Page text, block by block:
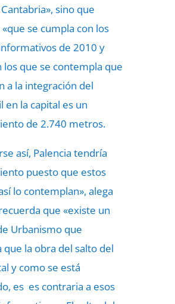
Cantabria», sino que
se cumpla con los
de 2010 y
los que se contempla que
a la integración del
la capital es un
de 2.740 metros.
así, Palencia tendría
puesto que estos
lo contemplan», alega
recuerda que «existe un
Urbanismo que
que la obra del salto del
y como se está
es es contraria a esos